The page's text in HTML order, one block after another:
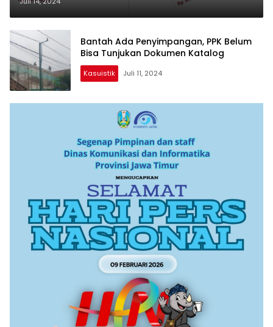
Bantah Ada Penyimpangan, PPK Belum
Bisa Tunjukan Dokumen Katalog
Kasuistik Juli 11, 2024